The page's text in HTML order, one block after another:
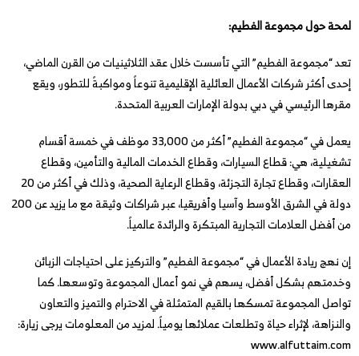
لمحة حول مجموعة الفطيم:
تعد “مجموعة الفطيم” التي تأسست خلال عقد الثلاثينيات من القرن الماضي،
إحدى أكثر شركات الأعمال العائلية الإقليمية تنوعاً ومواكبةً للتطور، ويقع
مقرها الرئيسي في دبي بدولة الإمارات العربية المتحدة.
يعمل في “مجموعة الفطيم” أكثر من 33,000 موظف في خمسة أقسام
تشغيلية، هي: قطاع السيارات، وقطاع الخدمات المالية والتأمين، وقطاع
العقارات، وقطاع تجارة التجزئة، وقطاع الرعاية الصحية، وذلك في أكثر من 20
دولة في الشرق الأوسط وآسيا وأفريقيا، عبر شراكات وثيقة مع ما يزيد عن 200
من أفضل العلامات التجارية المبتكرة والرائدة عالمياً.
إن نهج ريادة الأعمال في “مجموعة الفطيم” والتركيز على احتياجات الزبائن
وخدمتهم بشكل أفضل، يسهم في نمو أعمال المجموعة وتوسعها. كما
تواصل المجموعة تمسكها بالقيم المتمثلة في الاحترام والتميز والتعاون
والنزاهة، لإثراء حياة وتطلعات عملائها يومياً. لمزيد من المعلومات يرجى زيارة:
www.alfuttaim.com